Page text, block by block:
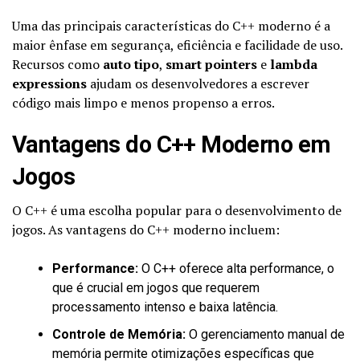
Uma das principais características do C++ moderno é a
maior ênfase em segurança, eficiência e facilidade de uso.
Recursos como auto tipo, smart pointers e lambda
expressions ajudam os desenvolvedores a escrever
código mais limpo e menos propenso a erros.
Vantagens do C++ Moderno em
Jogos
O C++ é uma escolha popular para o desenvolvimento de
jogos. As vantagens do C++ moderno incluem:
Performance: O C++ oferece alta performance, o
que é crucial em jogos que requerem
processamento intenso e baixa latência.
Controle de Memória: O gerenciamento manual de
memória permite otimizações específicas que